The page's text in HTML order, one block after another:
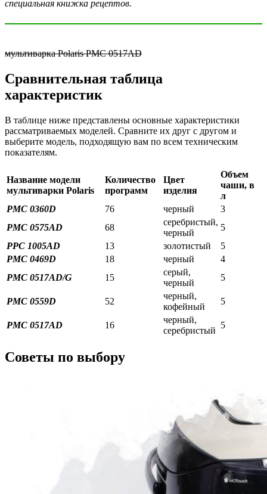
специальная книжка рецептов.
мультиварка Polaris PMC 0517AD
Сравнительная таблица
характеристик
В таблице ниже представлены основные характеристики
рассматриваемых моделей. Сравните их друг с другом и
выберите модель, подходящую вам по всем техническим
показателям.
Название модели
мультиварки Polaris
Количество
программ
Цвет
изделия
Объем
чаши, в
л
PMC 0360D
76 черный
3
PMC 0575AD
68
серебристый,
черный
5
PPC 1005AD
13 золотистый
5
PMC 0469D
18 черный
4
PMC 0517AD/G
15
серый,
черный
5
PMC 0559D 52
черный,
кофейный
5
PMC 0517AD 16
черный,
серебристый
5
Советы по выбору